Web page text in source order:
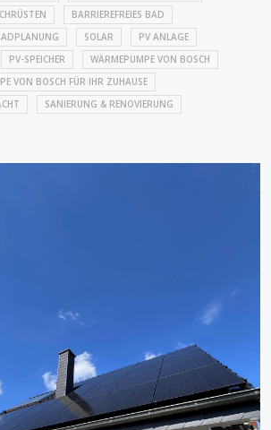
BARRIEREFREIES BAD
SOLAR
PV ANLAGE
PV-SPEICHER
WÄRMEPUMPE VON BOSCH
VON BOSCH FÜR IHR ZUHAUSE
SANIERUNG & RENOVIERUNG